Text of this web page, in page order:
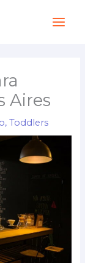
Aires
,Toddlers